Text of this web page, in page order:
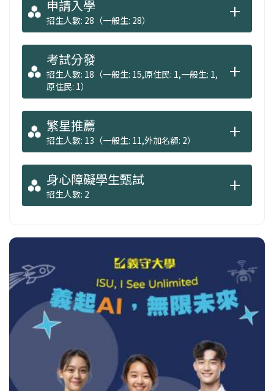
申請入學
招生人數: 28（一般生: 28）
考試分發
招生人數: 18（一般生: 15,原住民: 1,一般生: 1,
原住民: 1）
繁星推薦
招生人數: 13（一般生: 11,外加名額: 2）
身心障礙學生甄試
招生人數: 2